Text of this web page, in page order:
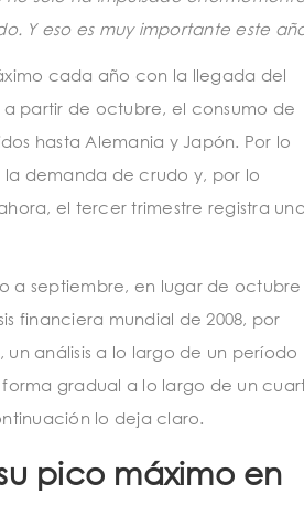
Y eso es muy importante este
cada año con la llegada del
partir de octubre, el consumo de
hasta Alemania y Japón. Por lo
la demanda de crudo y, por lo
el tercer trimestre registra una
a septiembre, en lugar de octubre
financiera mundial de 2008, por
análisis a lo largo de un período
gradual a lo largo de un
lo deja claro.
pico máximo en